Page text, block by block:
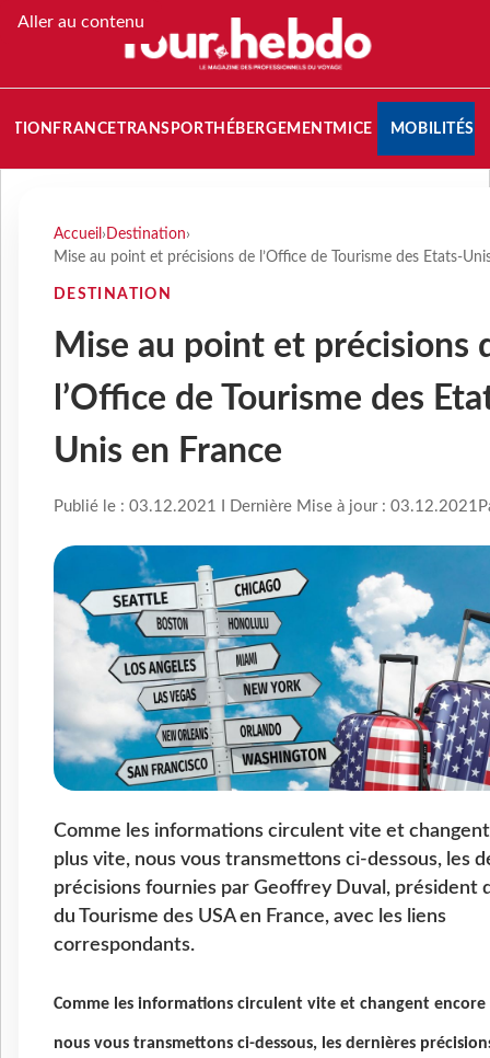
Aller au contenu
FRANCETRANSPORT HÉBERGEMENTMICE MOBILITÉS
Accueil › Destination›
Mise au point et précisions de l’Office de Tourisme des Etats-
DESTINATION
Mise au point et précisions
l’Office de Tourisme des
Unis en France
Publié le : 03.12.2021 I Dernière Mise à jour : 03.12.2021
Comme les informations circulent vite et
plus vite, nous vous transmettons ci-dessous, les
précisions fournies par Geoffrey Duval, président
du Tourisme des USA en France, avec les liens
correspondants.
Comme les informations circulent vite et changent
nous vous transmettons ci-dessous, les dernières